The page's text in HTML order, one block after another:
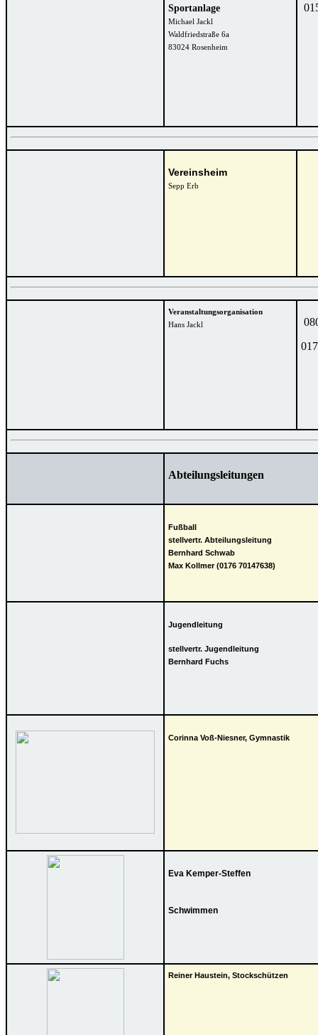
Sportanlage
Michael Jackl
Waldfriedstraße 6a
83024 Rosenheim
Vereinsheim
Sepp Erb
Veranstaltungsorganisation
Hans Jackl
Abteilungsleitungen
Fußball
stellvertr. Abteilungsleitung
Bernhard Schwab
Max Kollmer (0176 70147638)
Jugendleitung
stellvertr. Jugendleitung
Bernhard Fuchs
Corinna Voß-Niesner, Gymnastik
Eva Kemper-Steffen
Schwimmen
Reiner Haustein, Stockschützen